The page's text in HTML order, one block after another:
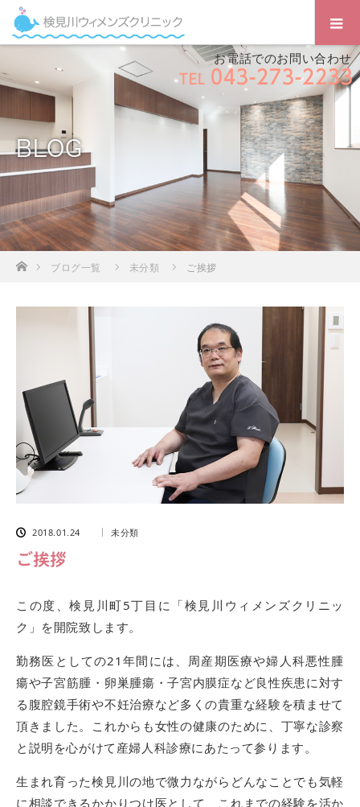
お電話でのお問い合わせ
TEL 043-273-2233
BLOG
ホームブログ一覧 未分類 ご挨拶
2018.01.24 未分類
ご挨拶
この度、検見川町5丁目に「検見川ウィメンズクリニッ
ク」を開院致します。
勤務医としての21年間には、周産期医療や婦人科悪性腫
瘍や子宮筋腫・卵巣腫瘍・子宮内膜症など良性疾患に対す
る腹腔鏡手術や不妊治療など多くの貴重な経験を積ませて
頂きました。これからも女性の健康のために、丁寧な診察
と説明を心がけて産婦人科診療にあたって参ります。
生まれ育った検見川の地で微力ながらどんなことでも気軽
に相談できるかかりつけ医として、これまでの経験を活か